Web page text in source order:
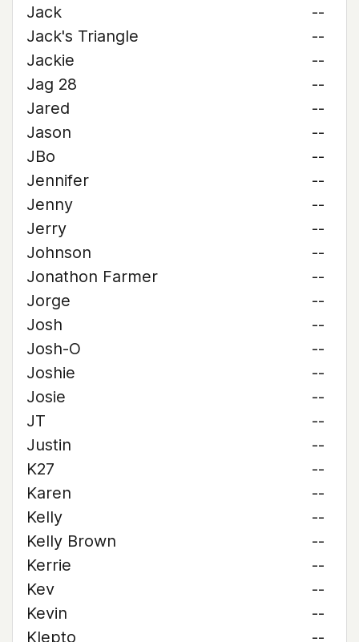
Jack
--
Jack's Triangle
--
Jackie
--
Jag 28
--
Jared
--
Jason
--
JBo
--
Jennifer
--
Jenny
--
Jerry
--
Johnson
--
Jonathon Farmer
--
Jorge
--
Josh
--
Josh-O
--
Joshie
--
Josie
--
JT
--
Justin
--
K27
--
Karen
--
Kelly
--
Kelly Brown
--
Kerrie
--
Kev
--
Kevin
--
Klepto
--